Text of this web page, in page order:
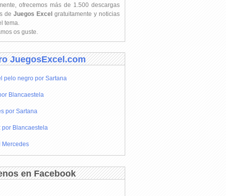
ofrecemos más de 1.500 descargas
de Juegos Excel gratuitamente y noticias
tema.
os guste.
JuegosExcel.com
pelo negro por Sartana
Blancaestela
por Sartana
por Blancaestela
Mercedes
en Facebook